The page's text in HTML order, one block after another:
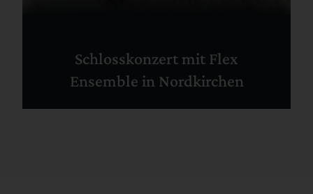
Schlosskonzert mit Flex
Ensemble in Nordkirchen